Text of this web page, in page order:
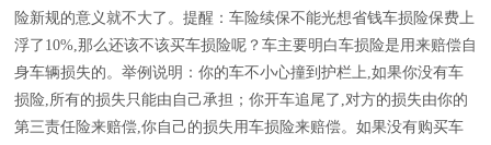
险新规的意义就不大了。提醒：车险续保不能光想省钱车损险保费上
浮了10%,那么还该不该买车损险呢？车主要明白车损险是用来赔偿自
身车辆损失的。举例说明：你的车不小心撞到护栏上,如果你没有车
损险,所有的损失只能由自己承担；你开车追尾了,对方的损失由你的
第三责任险来赔偿,你自己的损失用车损险来赔偿。如果没有购买车